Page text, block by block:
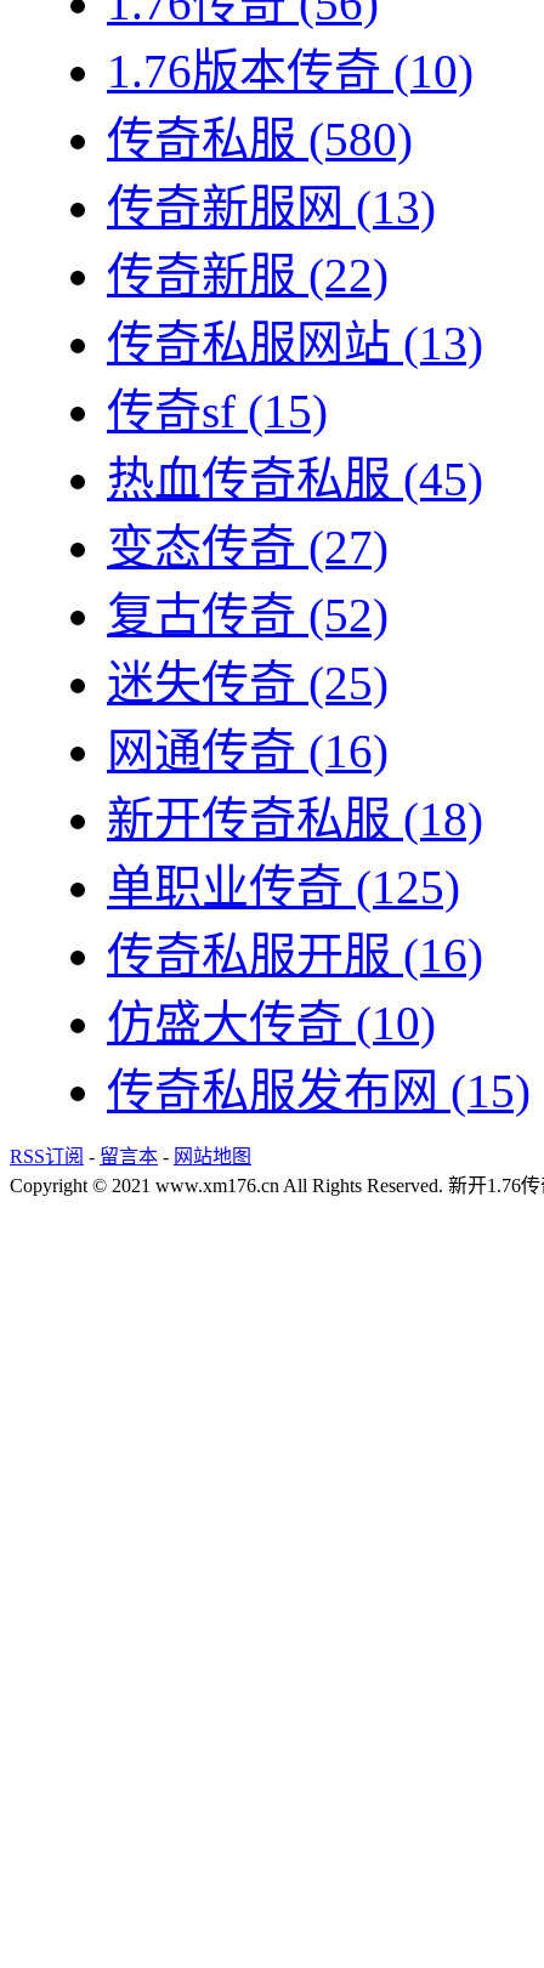
1.76版本传奇 (10)
传奇私服 (580)
传奇新服网 (13)
传奇新服 (22)
传奇私服网站 (13)
传奇sf (15)
热血传奇私服 (45)
变态传奇 (27)
复古传奇 (52)
迷失传奇 (25)
网通传奇 (16)
新开传奇私服 (18)
单职业传奇 (125)
传奇私服开服 (16)
仿盛大传奇 (10)
传奇私服发布网 (15)
RSS订阅 - 留言本 - 网站地图
Copyright © 2021 www.xm176.cn All Rights Reserved. 新开1.76